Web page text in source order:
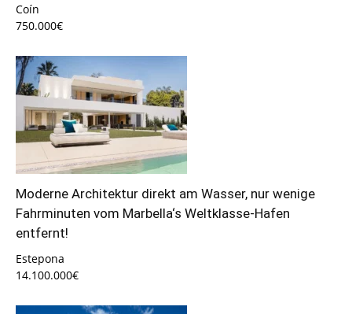
Coín
750.000€
Moderne Architektur direkt am Wasser, nur wenige
Fahrminuten vom Marbella‘s Weltklasse-Hafen
entfernt!
Estepona
14.100.000€